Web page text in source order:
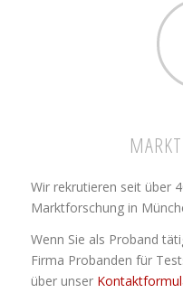
Wir rekrutieren seit über
Marktforschung in
Wenn Sie als Proband
Firma Probanden für
über unser